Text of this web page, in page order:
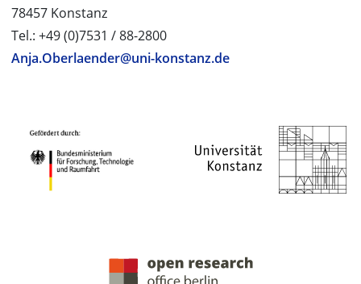
78457 Konstanz
Tel.: +49 (0)7531 / 88-2800
Anja.Oberlaender@uni-konstanz.de